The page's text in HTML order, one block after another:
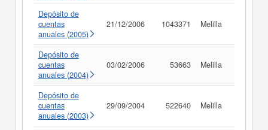
Depósito de
cuentas
anuales (2005)
21/12/2006 1043371 Melilla
Depósito de
cuentas
anuales (2004)
03/02/2006 53663 Melilla
Depósito de
cuentas
anuales (2003)
29/09/2004 522640 Melilla